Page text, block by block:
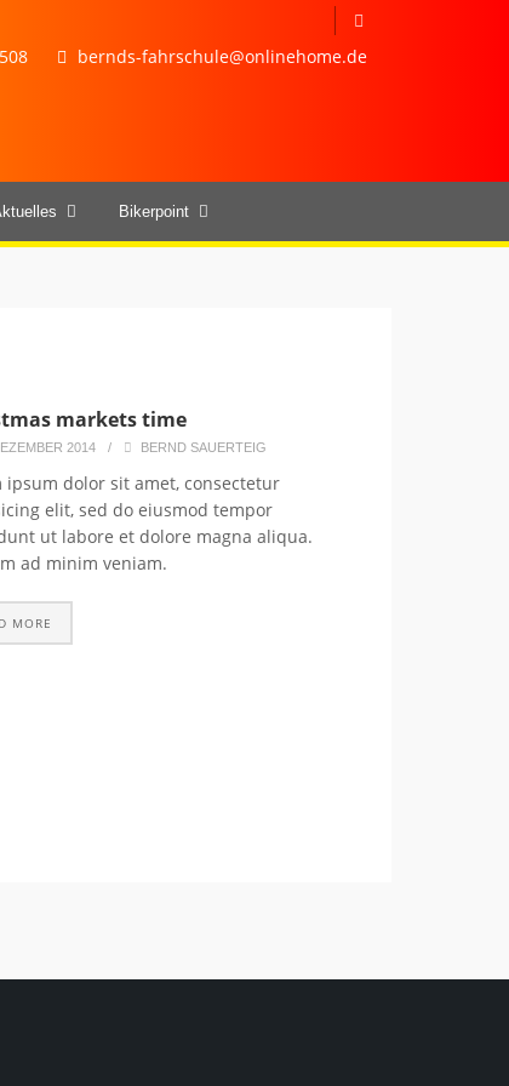
bernds-fahrschule@onlinehome.de
Bikerpoint
markets time
2014 / BERND SAUERTEIG
ipsum dolor sit amet, consectetur
elit, sed do eiusmod tempor
ut labore et dolore magna aliqua.
ad minim veniam.
MORE